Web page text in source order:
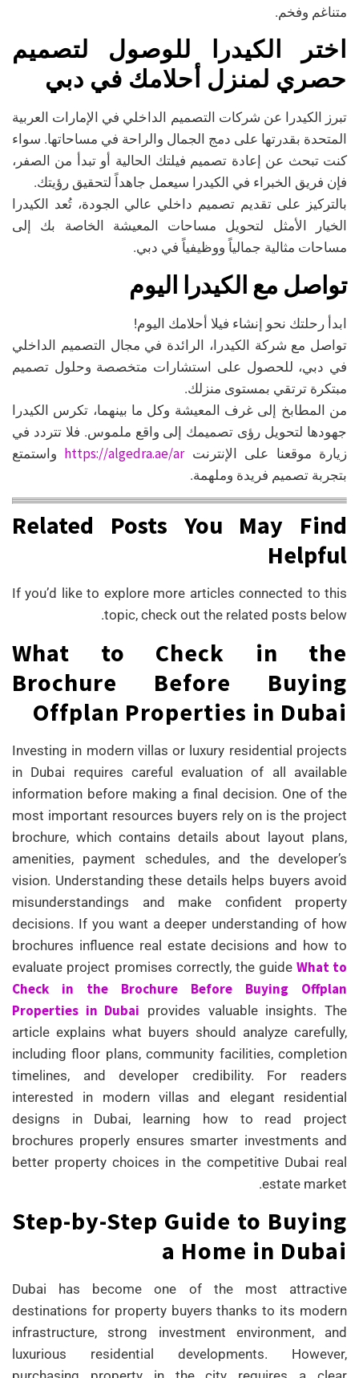
متناغم وفخم.
اختر الكيدرا للوصول لتصميم
حصري لمنزل أحلامك في دبي
تبرز الكيدرا عن شركات التصميم الداخلي في الإمارات العربية
المتحدة بقدرتها على دمج الجمال والراحة في مساحاتها. سواء
كنت تبحث عن إعادة تصميم فيلتك الحالية أو تبدأ من الصفر،
فإن فريق الخبراء في الكيدرا سيعمل جاهداً لتحقيق رؤيتك.
بالتركيز على تقديم تصميم داخلي عالي الجودة، تُعد الكيدرا
الخيار الأمثل لتحويل مساحات المعيشة الخاصة بك إلى
مساحات مثالية جمالياً ووظيفياً في دبي.
تواصل مع الكيدرا اليوم
ابدأ رحلتك نحو إنشاء فيلا أحلامك اليوم!
تواصل مع شركة الكيدرا، الرائدة في مجال التصميم الداخلي
في دبي، للحصول على استشارات متخصصة وحلول تصميم
مبتكرة ترتقي بمستوى منزلك.
من المطابخ إلى غرف المعيشة وكل ما بينهما، تكرس الكيدرا
جهودها لتحويل رؤى تصميمك إلى واقع ملموس. فلا تتردد في
زيارة موقعنا على الإنترنتhttps://algedra.ae/ar واستمتع
بتجربة تصميم فريدة وملهمة.
Related Posts You May Find
Helpful
If you’d like to explore more articles connected to this
topic, check out the related posts below.
What to Check in the
Brochure Before Buying
Offplan Properties in Dubai
Investing in modern villas or luxury residential projects
in Dubai requires careful evaluation of all available
information before making a final decision. One of the
most important resources buyers rely on is the project
brochure, which contains details about layout plans,
amenities, payment schedules, and the developer’s
vision. Understanding these details helps buyers avoid
misunderstandings and make confident property
decisions. If you want a deeper understanding of how
brochures influence real estate decisions and how to
evaluate project promises correctly, the guide What to
Check in the Brochure Before Buying Offplan
Properties in Dubai provides valuable insights. The
article explains what buyers should analyze carefully,
including floor plans, community facilities, completion
timelines, and developer credibility. For readers
interested in modern villas and elegant residential
designs in Dubai, learning how to read project
brochures properly ensures smarter investments and
better property choices in the competitive Dubai real
estate market.
Step-by-Step Guide to Buying
a Home in Dubai
Dubai has become one of the most attractive
destinations for property buyers thanks to its modern
infrastructure, strong investment environment, and
luxurious residential developments. However,